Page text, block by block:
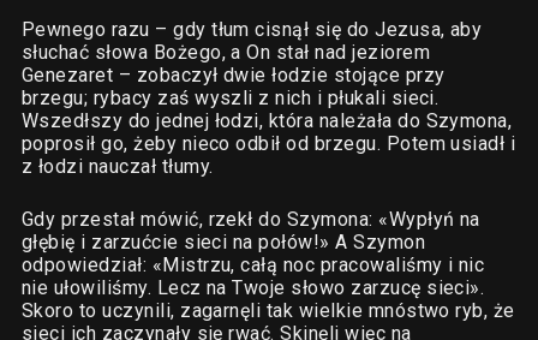
Pewnego razu – gdy tłum cisnął się do Jezusa, aby
słuchać słowa Bożego, a On stał nad jeziorem
Genezaret – zobaczył dwie łodzie stojące przy
brzegu; rybacy zaś wyszli z nich i płukali sieci.
Wszedłszy do jednej łodzi, która należała do Szymona,
poprosił go, żeby nieco odbił od brzegu. Potem usiadł i
z łodzi nauczał tłumy.
Gdy przestał mówić, rzekł do Szymona: «Wypłyń na
głębię i zarzućcie sieci na połów!» A Szymon
odpowiedział: «Mistrzu, całą noc pracowaliśmy i nic
nie ułowiliśmy. Lecz na Twoje słowo zarzucę sieci».
Skoro to uczynili, zagarnęli tak wielkie mnóstwo ryb, że
sieci ich zaczynały się rwać. Skinęli więc na